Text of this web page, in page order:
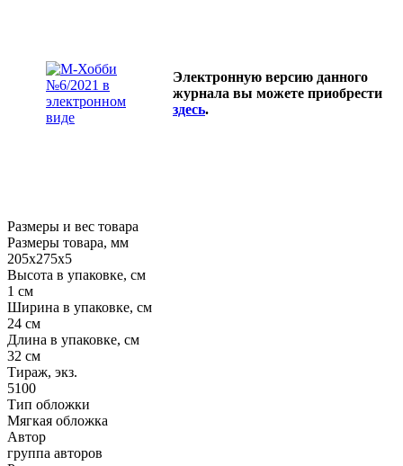
Электронную версию данного
журнала вы можете приобрести
здесь.
Размеры и вес товара
Размеры товара, мм
205х275х5
Высота в упаковке, см
1 см
Ширина в упаковке, см
24 см
Длина в упаковке, см
32 см
Тираж, экз.
5100
Тип обложки
Мягкая обложка
Автор
группа авторов